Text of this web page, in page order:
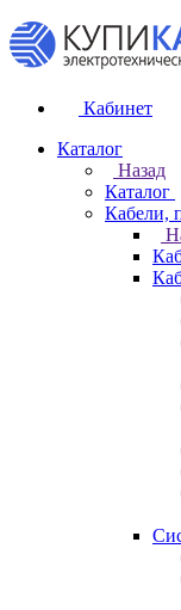
Кабинет
Каталог
Назад
Каталог
Кабели,